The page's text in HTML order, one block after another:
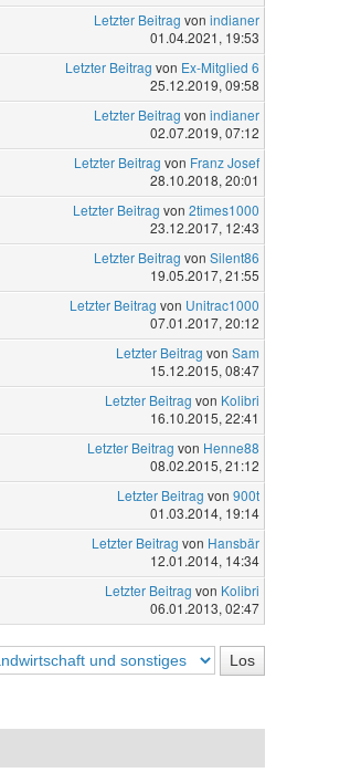
Letzter Beitrag von indianer
01.04.2021, 19:53
Letzter Beitrag von Ex-Mitglied 6
25.12.2019, 09:58
Letzter Beitrag von indianer
02.07.2019, 07:12
Letzter Beitrag von Franz Josef
28.10.2018, 20:01
Letzter Beitrag von 2times1000
23.12.2017, 12:43
Letzter Beitrag von Silent86
19.05.2017, 21:55
Letzter Beitrag von Unitrac1000
07.01.2017, 20:12
Letzter Beitrag von Sam
15.12.2015, 08:47
Letzter Beitrag von Kolibri
16.10.2015, 22:41
Letzter Beitrag von Henne88
08.02.2015, 21:12
Letzter Beitrag von 900t
01.03.2014, 19:14
Letzter Beitrag von Hansbär
12.01.2014, 14:34
Letzter Beitrag von Kolibri
06.01.2013, 02:47